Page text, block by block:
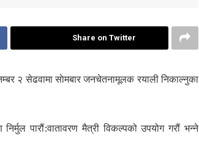
Share on Twitter
२ सेढवामा साेमबार जनचेतनामूलक रयाली निकाल्नुका
पारौं:वातावरण मैत्री विकल्पको उपयोग गरौं भन्ने